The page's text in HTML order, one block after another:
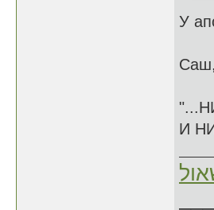
У
Саш,
И